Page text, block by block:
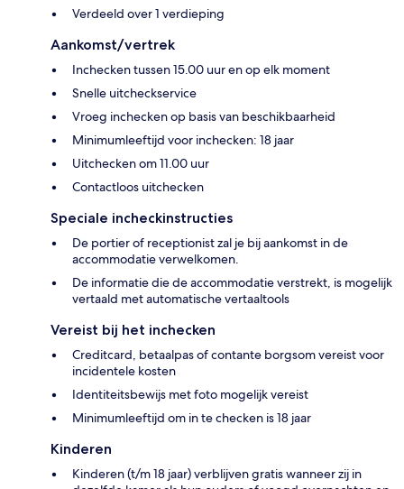
Verdeeld over 1 verdieping
Aankomst/vertrek
Inchecken tussen 15.00 uur en op elk moment
Snelle uitcheckservice
Vroeg inchecken op basis van beschikbaarheid
Minimumleeftijd voor inchecken: 18 jaar
Uitchecken om 11.00 uur
Contactloos uitchecken
Speciale incheckinstructies
De portier of receptionist zal je bij aankomst in de
accommodatie verwelkomen.
De informatie die de accommodatie verstrekt, is mogelijk
vertaald met automatische vertaaltools
Vereist bij het inchecken
Creditcard, betaalpas of contante borgsom vereist voor
incidentele kosten
Identiteitsbewijs met foto mogelijk vereist
Minimumleeftijd om in te checken is 18 jaar
Kinderen
Kinderen (t/m 18 jaar) verblijven gratis wanneer zij in